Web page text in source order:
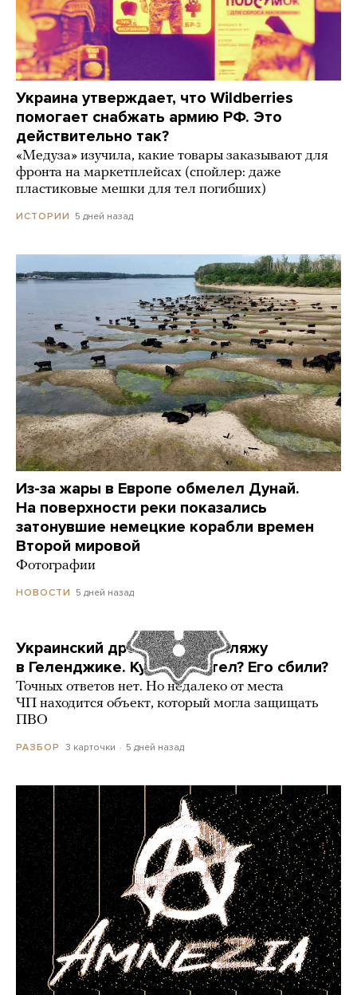
Украина утверждает, что Wildberries
помогает снабжать армию РФ. Это
действительно так?
«Медуза» изучила, какие товары заказывают для
фронта на маркетплейсах (спойлер: даже
пластиковые мешки для тел погибших)
ИСТОРИИ 5 дней назад
Из-за жары в Европе обмелел Дунай.
На поверхности реки показались
затонувшие немецкие корабли времен
Второй мировой
Фотографии
НОВОСТИ 5 дней назад
Украинский дрон попал по пляжу
в Геленджике. Куда он летел? Его сбили?
Точных ответов нет. Но недалеко от места
ЧП находится объект, который могла защищать
ПВО
РАЗБОР 3 карточки 5 дней назад